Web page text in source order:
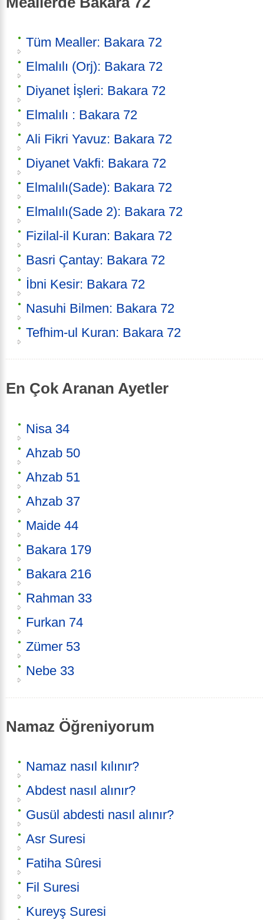
Tüm Mealler: Bakara 72
Elmalılı (Orj): Bakara 72
Diyanet İşleri: Bakara 72
Elmalılı : Bakara 72
Ali Fikri Yavuz: Bakara 72
Diyanet Vakfi: Bakara 72
Elmalılı(Sade): Bakara 72
Elmalılı(Sade 2): Bakara 72
Fizilal-il Kuran: Bakara 72
Basri Çantay: Bakara 72
İbni Kesir: Bakara 72
Nasuhi Bilmen: Bakara 72
Tefhim-ul Kuran: Bakara 72
En Çok Aranan Ayetler
Nisa 34
Ahzab 50
Ahzab 51
Ahzab 37
Maide 44
Bakara 179
Bakara 216
Rahman 33
Furkan 74
Zümer 53
Nebe 33
Namaz Öğreniyorum
Namaz nasıl kılınır?
Abdest nasıl alınır?
Gusül abdesti nasıl alınır?
Asr Suresi
Fatiha Sûresi
Fil Suresi
Kureyş Suresi